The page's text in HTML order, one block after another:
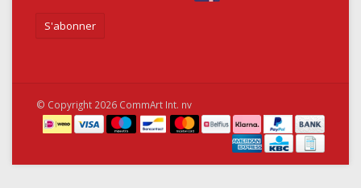
S'abonner
© Copyright 2026 CommArt Int. nv